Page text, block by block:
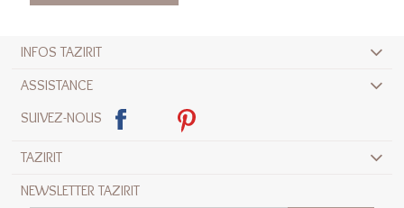
INFOS TAZIRIT
ASSISTANCE
SUIVEZ-NOUS
TAZIRIT
NEWSLETTER TAZIRIT